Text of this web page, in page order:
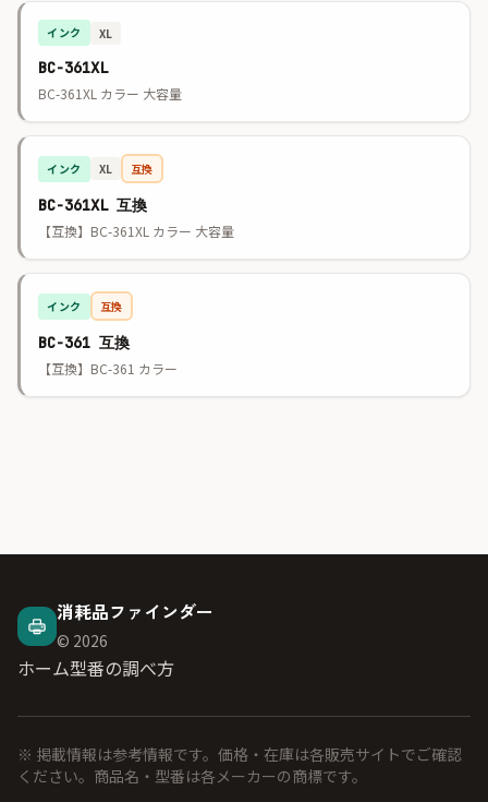
インク XL
BC-361XL
BC-361XL カラー 大容量
インク XL 互換
BC-361XL 互換
【互換】BC-361XL カラー 大容量
インク 互換
BC-361 互換
【互換】BC-361 カラー
消耗品ファインダー
© 2026
ホーム型番の調べ方
※ 掲載情報は参考情報です。価格・在庫は各販売サイトでご確認
ください。商品名・型番は各メーカーの商標です。